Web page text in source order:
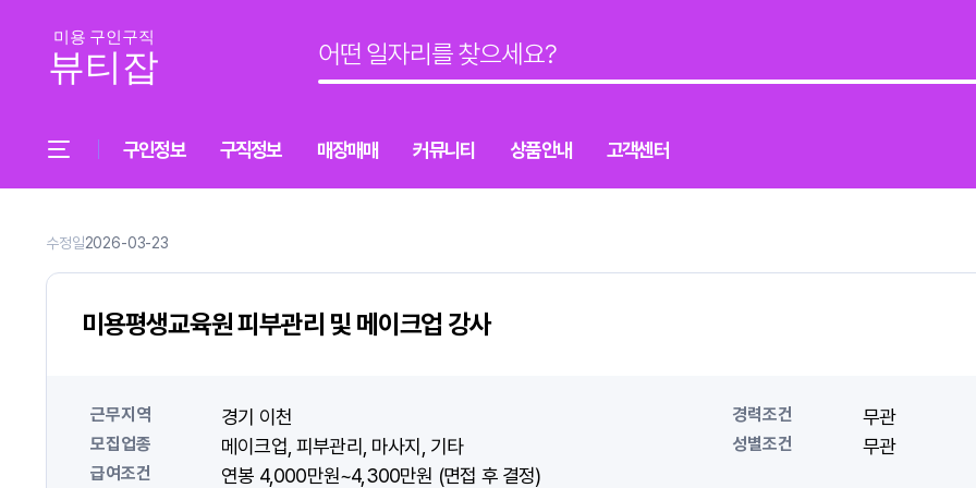
구인정보 구직정보 매장매매 커뮤니티 상품안내 고객센터
수정일2026-03-23
미용평생교육원 피부관리 및 메이크업 강사
근무지역 경기 이천
모집업종 메이크업 피부관리 마사지 기타
급여조건 연봉 4,000만원~4,300만원 (면접 후 결정)
경력조건 무관
성별조건 무관